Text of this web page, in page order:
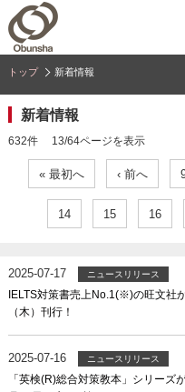
トップ 新着情報
新着情報
632件 13/64ページを表示
« 最初へ ‹ 前へ
14 15 16
2025-07-17 ニュースリリース
IELTS対策書売上No.1(※)の旺文社
（木）刊行！
2025-07-16 ニュースリリース
「英検(R)総合対策教本」シリー